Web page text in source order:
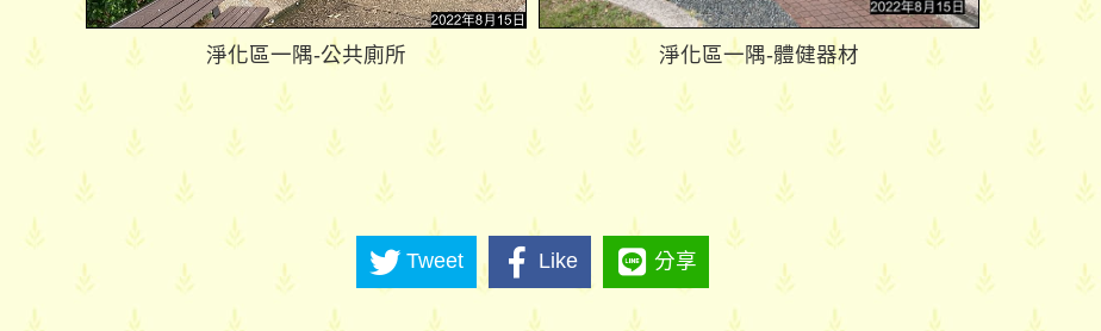
淨化區一隅-公共廁所 淨化區一隅-體健器材
Tweet Like 分享